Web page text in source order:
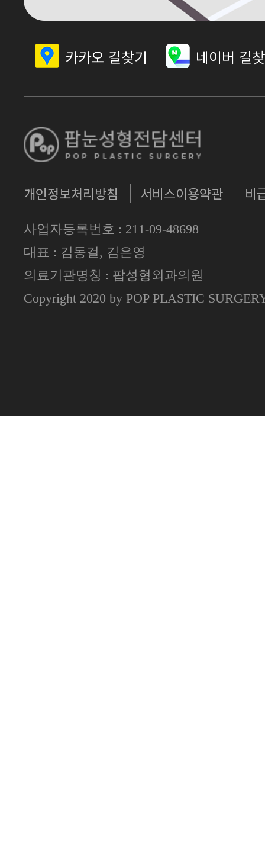
카카오 길찾기 네이버 길
개인정보처리방침 서비스이용약관 비
사업자등록번호 : 211-09-48698
대표 : 김동걸, 김은영
의료기관명칭 : 팝성형외과의원
Copyright 2020 by POP PLASTIC